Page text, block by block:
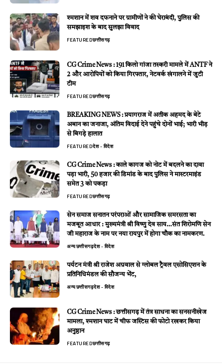
श्मशान में शव दफनाने पर ग्रामीणों ने की घेराबंदी, पुलिस की
समझाइश के बाद सुलझा विवाद
FEATUREDछत्तीसगढ़
CG Crime News : 191 किलो गांजा तस्करी मामले में ANTF ने
2 और आरोपियों को किया गिरफ्तार, नेटवर्क खंगालने में जुटी
टीम
FEATUREDछत्तीसगढ़
BREAKING NEWS : प्रयागराज में अतीक अहमद के बेटे
अबान का जनाजा, अंतिम विदाई देने पहुंचे दोनों भाई; भारी भीड़
से बिगड़े हालात
FEATUREDदेश - विदेश
CG Crime News : काले कागज को नोट में बदलने का दावा
पड़ा भारी, 50 हजार की डिमांड के बाद पुलिस ने मास्टरमाइंड
समेत 3 को पकड़ा
FEATUREDछत्तीसगढ़
सेन समाज सनातन परंपराओं और सामाजिक समरसता का
मजबूत आधार : मुख्यमंत्री श्री विष्णु देव साय…संत शिरोमणि सेन
जी महाराज के नाम पर नया रायपुर में होगा चौक का नामकरण.
अन्यछत्तीसगढ़देश - विदेश
पर्यटन मंत्री श्री राजेश अग्रवाल से ग्लोबल ट्रैवल एसोसिएशन के
प्रतिनिधिमंडल की सौजन्य भेंट,
अन्यछत्तीसगढ़देश - विदेश
CG Crime News : छत्तीसगढ़ में तंत्र साधना का सनसनीखेज
मामला, श्मशान घाट में चीफ जस्टिस की फोटो रखकर किया
अनुष्ठान
FEATUREDछत्तीसगढ़